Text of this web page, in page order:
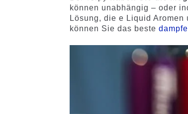
können unabhängig – oder
Lösung, die e Liquid
können Sie das beste